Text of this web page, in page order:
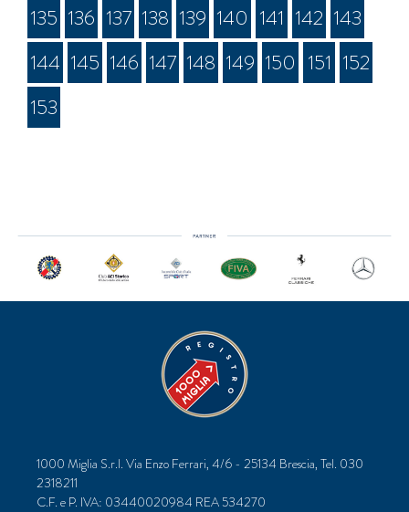
135 136 137 138 139 140 141 142 143
144 145 146 147 148 149 150 151 152
153
1000 Miglia S.r.l. Via Enzo Ferrari, 4/6 - 25134 Brescia, Tel. 030
2318211
C.F. e P. IVA: 03440020984 REA 534270